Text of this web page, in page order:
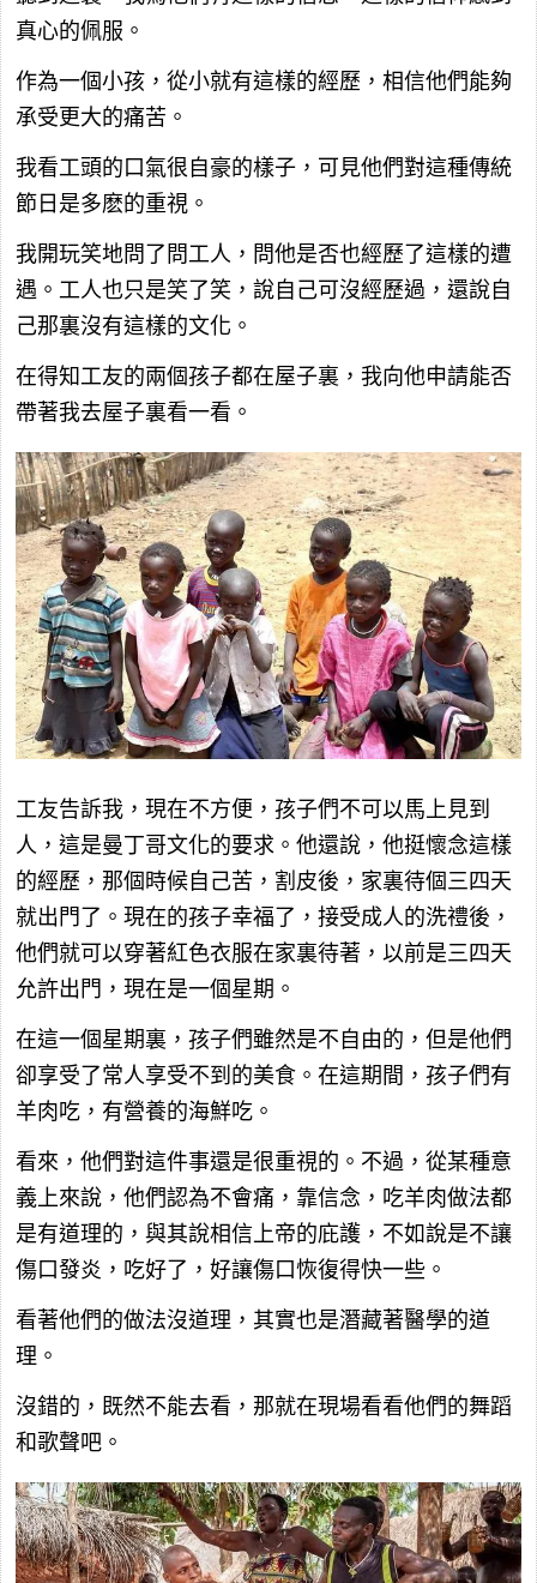
真心的佩服。
作為一個小孩，從小就有這樣的經歷，相信他們能夠
承受更大的痛苦。
我看工頭的口氣很自豪的樣子，可見他們對這種傳統
節日是多麽的重視。
我開玩笑地問了問工人，問他是否也經歷了這樣的遭
遇。工人也只是笑了笑，說自己可沒經歷過，還說自
己那裏沒有這樣的文化。
在得知工友的兩個孩子都在屋子裏，我向他申請能否
帶著我去屋子裏看一看。
工友告訴我，現在不方便，孩子們不可以馬上見到
人，這是曼丁哥文化的要求。他還說，他挺懷念這樣
的經歷，那個時候自己苦，割皮後，家裏待個三四天
就出門了。現在的孩子幸福了，接受成人的洗禮後，
他們就可以穿著紅色衣服在家裏待著，以前是三四天
允許出門，現在是一個星期。
在這一個星期裏，孩子們雖然是不自由的，但是他們
卻享受了常人享受不到的美食。在這期間，孩子們有
羊肉吃，有營養的海鮮吃。
看來，他們對這件事還是很重視的。不過，從某種意
義上來說，他們認為不會痛，靠信念，吃羊肉做法都
是有道理的，與其說相信上帝的庇護，不如說是不讓
傷口發炎，吃好了，好讓傷口恢復得快一些。
看著他們的做法沒道理，其實也是潛藏著醫學的道
理。
沒錯的，既然不能去看，那就在現場看看他們的舞蹈
和歌聲吧。